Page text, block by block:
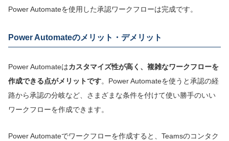
Power Automateを使用した承認ワークフローは完成です。
Power Automateのメリット・デメリット
Power Automateはカスタマイズ性が高く、複雑なワークフローを
作成できる点がメリットです。Power Automateを使うと承認の経
路から承認の分岐など、さまざまな条件を付けて使い勝手のいい
ワークフローを作成できます。
Power Automateでワークフローを作成すると、Teamsのコンタク